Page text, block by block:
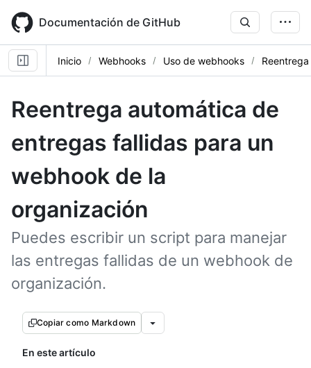
main
content
Documentación de GitHub
Inicio Webhooks Uso de webhooks
Reentrega automática de
entregas fallidas para un
webhook de la
organización
Puedes escribir un script para manejar
las entregas fallidas de un webhook de
organización.
Copiar como Markdown
En este artículo